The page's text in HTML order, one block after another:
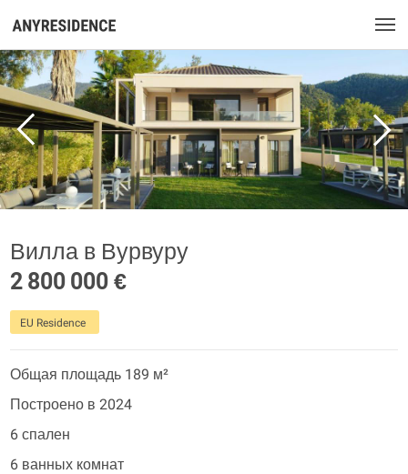
Вилла в Вурвуру
2 800 000 €
EU Residence
Общая площадь 189 м²
Построено в 2024
6 спален
6 ванных комнат